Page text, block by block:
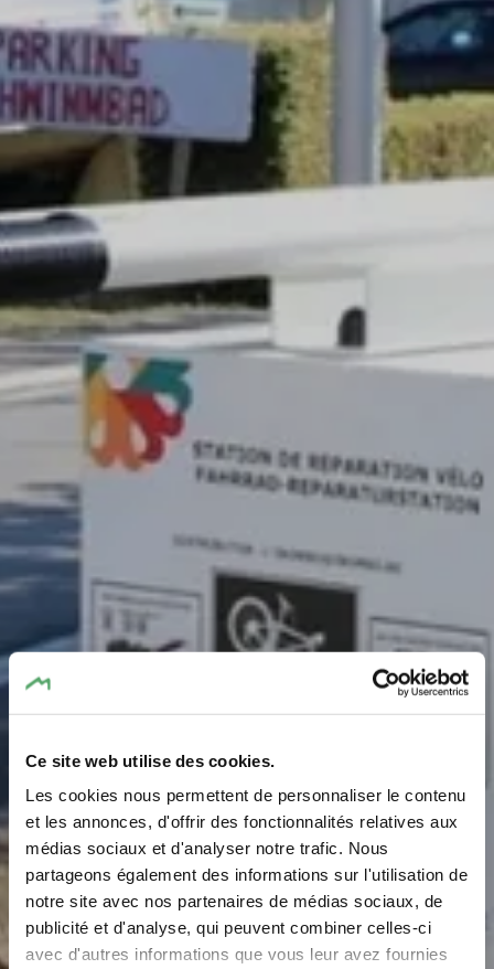
Ce site web utilise des cookies.
Les cookies nous permettent de personnaliser le contenu
et les annonces, d'offrir des fonctionnalités relatives aux
médias sociaux et d'analyser notre trafic. Nous
partageons également des informations sur l'utilisation de
notre site avec nos partenaires de médias sociaux, de
publicité et d'analyse, qui peuvent combiner celles-ci
avec d'autres informations que vous leur avez fournies
Bike repair station
Camping du Barrage
Rosport
Where? Rue du Camping 1, 6580 Rosport